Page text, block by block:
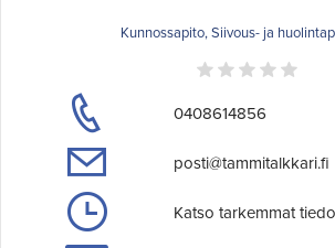
Kunnossapito, Siivous- ja
0408614856
posti@tammitalkkari.fi
Katso tarkemmat